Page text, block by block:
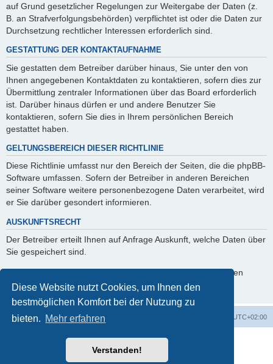
Diese Website nutzt Cookies, um Ihnen den
bestmöglichen Komfort bei der Nutzung zu
bieten. Mehr erfahren
Verstanden!
auf Grund gesetzlicher Regelungen zur Weitergabe der Daten (z.
B. an Strafverfolgungsbehörden) verpflichtet ist oder die Daten zur
Durchsetzung rechtlicher Interessen erforderlich sind.
GESTATTUNG DER KONTAKTAUFNAHME
Sie gestatten dem Betreiber darüber hinaus, Sie unter den von
Ihnen angegebenen Kontaktdaten zu kontaktieren, sofern dies zur
Übermittlung zentraler Informationen über das Board erforderlich
ist. Darüber hinaus dürfen er und andere Benutzer Sie
kontaktieren, sofern Sie dies in Ihrem persönlichen Bereich
gestattet haben.
GELTUNGSBEREICH DIESER RICHTLINIE
Diese Richtlinie umfasst nur den Bereich der Seiten, die die phpBB-
Software umfassen. Sofern der Betreiber in anderen Bereichen
seiner Software weitere personenbezogene Daten verarbeitet, wird
er Sie darüber gesondert informieren.
AUSKUNFTSRECHT
Der Betreiber erteilt Ihnen auf Anfrage Auskunft, welche Daten über
Sie gespeichert sind.
Sie können jederzeit die Löschung bzw. Sperrung Ihrer Daten
verlangen. Kontaktieren Sie hierzu bitte den Betreiber.
Startseite Foren-Übersicht UTC+02:00
Powered byphpBB® Forum Software © phpBB Limited
Deutsche Übersetzung durch
phpBB Events Calendar